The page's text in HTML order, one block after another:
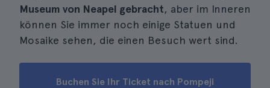
Museum von Neapel gebracht, aber im Inneren
können Sie immer noch einige Statuen und
Mosaike sehen, die einen Besuch wert sind.
Buchen Sie Ihr Ticket nach Pompeji